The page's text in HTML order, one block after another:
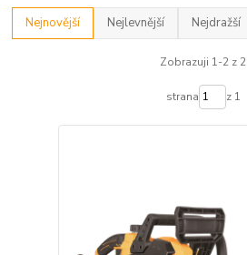
Nejnovější Nejlevnější Nejdražší
Zobrazuji 1-2 z 2
strana z 1